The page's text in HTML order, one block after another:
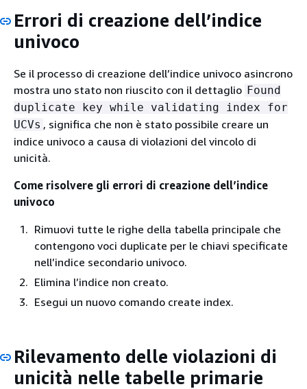
Errori di creazione dell’indice
univoco
Se il processo di creazione dell’indice univoco asincrono
mostra uno stato non riuscito con il dettaglio Found
duplicate key while validating index for
UCVs , significa che non è stato possibile creare un
indice univoco a causa di violazioni del vincolo di
unicità.
Come risolvere gli errori di creazione dell’indice
univoco
Rimuovi tutte le righe della tabella principale che
contengono voci duplicate per le chiavi specificate
nell’indice secondario univoco.
Elimina l’indice non creato.
Esegui un nuovo comando create index.
Rilevamento delle violazioni di
unicità nelle tabelle primarie